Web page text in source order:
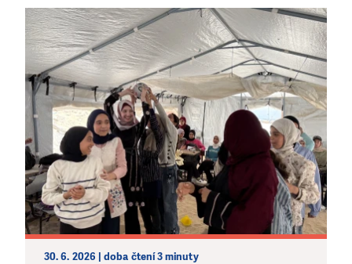
30. 6. 2026 | doba čtení 3 minuty